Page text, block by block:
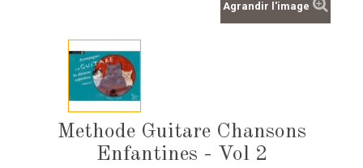
Agrandir l'image
Methode Guitare Chansons
Enfantines - Vol 2